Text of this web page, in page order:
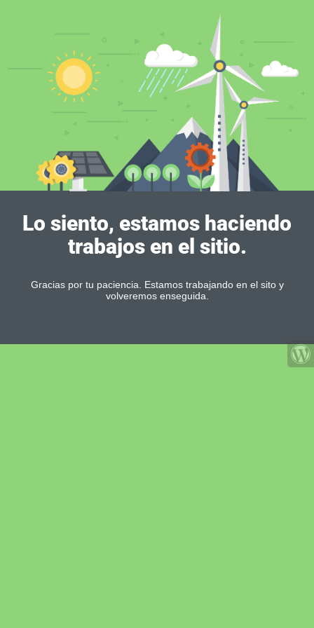
Lo siento, estamos haciendo
trabajos en el sitio.
Gracias por tu paciencia. Estamos trabajando en el sito y
volveremos enseguida.